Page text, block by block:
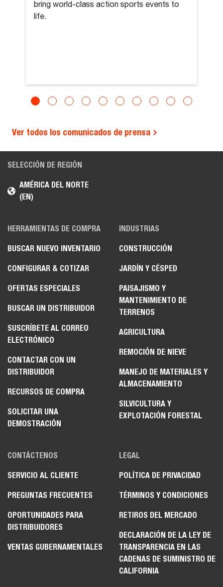
bring world-class action sports events to
life.
Ver todos los comunicados de prensa
SELECCIÓN DE REGIÓN
AMÉRICA DEL NORTE
(EN)
HERRAMIENTAS DE COMPRA
BUSCAR NUEVO INVENTARIO
CONFIGURAR & COTIZAR
OFERTAS ESPECIALES
BUSCAR UN DISTRIBUIDOR
SUSCRÍBETE AL CORREO
ELECTRÓNICO
CONTACTAR CON UN
DISTRIBUIDOR
RECURSOS DE COMPRA
SOLICITAR UNA
DEMOSTRACIÓN
INDUSTRIAS
CONSTRUCCIÓN
JARDÍN Y CÉSPED
PAISAJISMO Y
MANTENIMIENTO DE
TERRENOS
AGRICULTURA
REMOCIÓN DE NIEVE
MANEJO DE MATERIALES Y
ALMACENAMIENTO
SILVICULTURA Y
EXPLOTACIÓN FORESTAL
CONTÁCTENOS
SERVICIO AL CLIENTE
PREGUNTAS FRECUENTES
OPORTUNIDADES PARA
DISTRIBUIDORES
VENTAS GUBERNAMENTALES
LEGAL
POLÍTICA DE PRIVACIDAD
TÉRMINOS Y CONDICIONES
RETIROS DEL MERCADO
DECLARACIÓN DE LA LEY DE
TRANSPARENCIA EN LAS
CADENAS DE SUMINISTRO DE
CALIFORNIA